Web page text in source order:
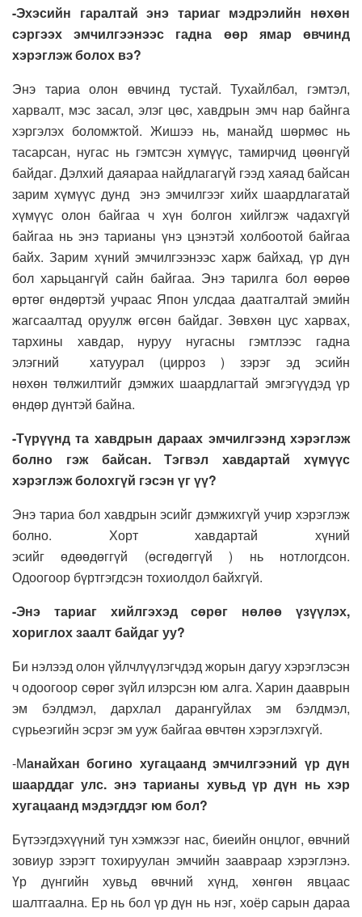
-Эхэсийн гаралтай энэ тариаг мэдрэлийн нөхөн
сэргээх эмчилгээнээс гадна өөр ямар өвчинд
хэрэглэж болох вэ?
Энэ тариа олон өвчинд тустай. Тухайлбал, гэмтэл,
харвалт, мэс засал, элэг цөс, хавдрын эмч нар байнга
хэргэлэх боломжтой. Жишээ нь, манайд шөрмөс нь
тасарсан, нугас нь гэмтсэн хүмүүс, тамирчид цөөнгүй
байдаг. Дэлхий даяараа найдлагагүй гээд хаяад байсан
зарим хүмүүс дунд энэ эмчилгээг хийх шаардлагатай
хүмүүс олон байгаа ч хүн болгон хийлгэж чадахгүй
байгаа нь энэ тарианы үнэ цэнэтэй холбоотой байгаа
байх. Зарим хүний эмчилгээнээс харж байхад, үр дүн
бол харьцангүй сайн байгаа. Энэ тарилга бол өөрөө
өртөг өндөртэй учраас Япон улсдаа даатгалтай эмийн
жагсаалтад оруулж өгсөн байдаг. Зөвхөн цус харвах,
тархины хавдар, нуруу нугасны гэмтлээс гадна
элэгний хатуурал (цирроз ) зэрэг эд эсийн
нөхөн төлжилтийг дэмжих шаардлагтай эмгэгүүдэд үр
өндөр дүнтэй байна.
-Түрүүнд та хавдрын дараах эмчилгээнд хэрэглэж
болно гэж байсан. Тэгвэл хавдартай хүмүүс
хэрэглэж болохгүй гэсэн үг үү?
Энэ тариа бол хавдрын эсийг дэмжихгүй учир хэрэглэж
болно. Хорт хавдартай хүний
эсийг өдөөдөггүй (өсгөдөггүй ) нь нотлогдсон.
Одоогоор бүртгэгдсэн тохиолдол байхгүй.
-Энэ тариаг хийлгэхэд сөрөг нөлөө үзүүлэх,
хориглох заалт байдаг уу?
Би нэлээд олон үйлчлүүлэгчдэд жорын дагуу хэрэглэсэн
ч одоогоор сөрөг зүйл илэрсэн юм алга. Харин дааврын
эм бэлдмэл, дархлал дарангуйлах эм бэлдмэл,
сүрьеэгийн эсрэг эм ууж байгаа өвчтөн хэрэглэхгүй.
-Манайхан богино хугацаанд эмчилгээний үр дүн
шаарддаг улс. энэ тарианы хувьд үр дүн нь хэр
хугацаанд мэдэгддэг юм бол?
Бүтээгдэхүүний тун хэмжээг нас, биеийн онцлог, өвчний
зовиур зэрэгт тохируулан эмчийн заавраар хэрэглэнэ.
Үр дүнгийн хувьд өвчний хүнд, хөнгөн явцаас
шалтгаална. Ер нь бол үр дүн нь нэг, хоёр сарын дараа